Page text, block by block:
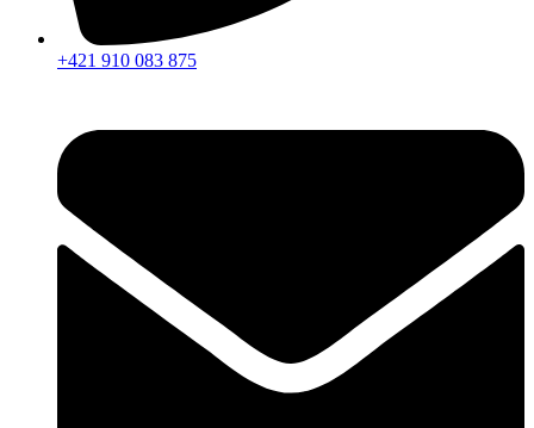
+421 910 083 875